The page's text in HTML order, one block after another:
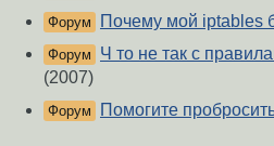
Форум Почему мой iptables
Форум
Ч то не так с
(2007)
Форум Помогите